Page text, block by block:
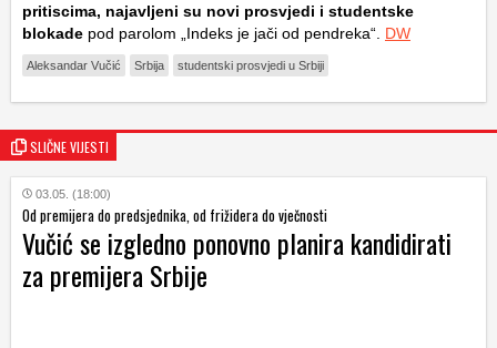
pritiscima, najavljeni su novi prosvjedi i studentske
blokade pod parolom „Indeks je jači od pendreka“. DW
Aleksandar Vučić Srbija studentski prosvjedi u Srbiji
SLIČNE VIJESTI
03.05. (18:00)
Od premijera do predsjednika, od frižidera do vječnosti
Vučić se izgledno ponovno planira kandidirati
za premijera Srbije